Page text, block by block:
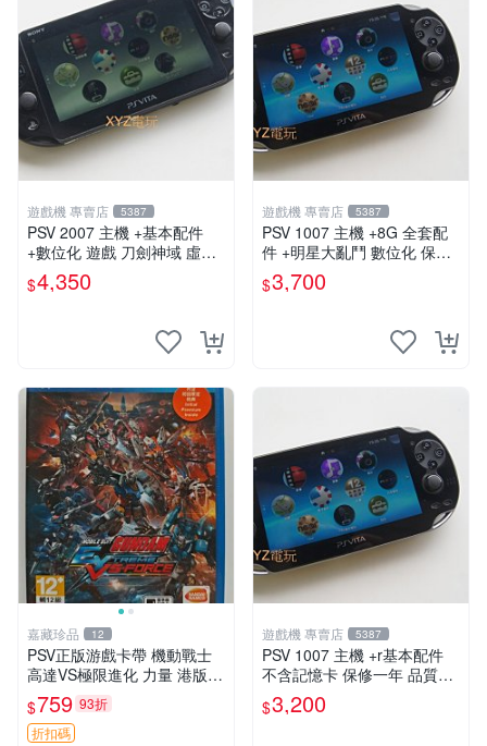
遊戲機 專賣店 5387
PSV 2007 主機 +基本配件
+數位化 遊戲 刀劍神域 虛空
幻界 保修一年
$4,350
遊戲機 專賣店 5387
PSV 1007 主機 +8G 全套配
件 +明星大亂鬥 數位化 保修
一年 品質有保障
$3,700
嘉藏珍品 12
PSV正版游戲卡帶 機動戰士
高達VS極限進化 力量 港版中
文 盒裝全新未開封，支持所
有日版，港版或其他地區的P
SV游戲機主機，（除外），
$759 93折
折扣碼
遊戲機 專賣店 5387
PSV 1007 主機 +r基本配件
不含記憶卡 保修一年 品質有
保障
$3,200